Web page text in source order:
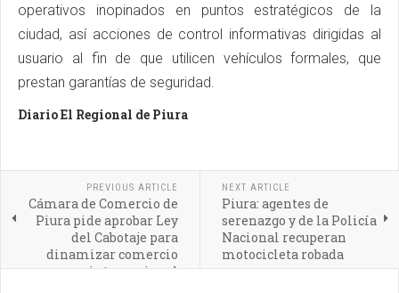
operativos inopinados en puntos estratégicos de la
ciudad, así acciones de control informativas dirigidas al
usuario al fin de que utilicen vehículos formales, que
prestan garantías de seguridad.
Diario El Regional de Piura
PREVIOUS ARTICLE
Cámara de Comercio de
Piura pide aprobar Ley
del Cabotaje para
dinamizar comercio
internacional
NEXT ARTICLE
Piura: agentes de
serenazgo y de la Policía
Nacional recuperan
motocicleta robada